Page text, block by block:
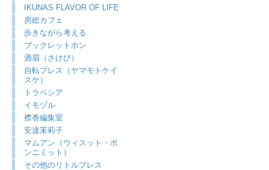
IKUNAS FLAVOR OF LIFE
房総カフェ
歩きながら考える
ブックレットホン
酒眉（さけび）
自転プレス（ヤマモトケイ
スケ）
トラベシア
イモヅル
襟巻編集室
安達茉莉子
マムアン（ウィスット・ポ
ンニミット）
その他のリトルプレス